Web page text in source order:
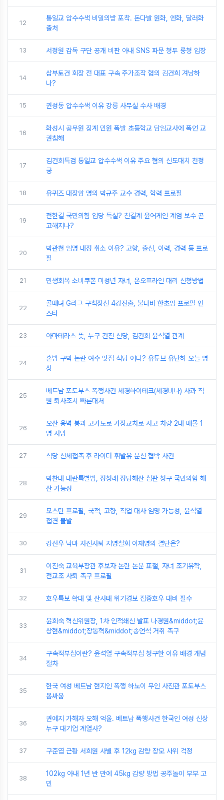
12
통일교 압수수색 비밀의방 포착. 돈다발 원화, 엔화, 달러화
출처
13 서정원 감독 구단 공개 비판 아내 SNS 파문 청두 룽청 입장
14
삼부토건 회장 전 대표 구속 주가조작 혐의 김건희 겨낭하
나?
15 권성동 압수수색 이유 강릉 사무실 수사 배경
16
화성시 공무원 징계 민원 폭발 초등학교 담임교사에 폭언 교
권침해
17
김건희특검 통일교 압수수색 이유 주요 혐의 신도대치 천정
궁
18 유퀴즈 대장암 명의 박규주 교수 경력, 학력 프로필
19
전한길 국민의힘 입당 득실? 친길계 윤어게인 계엄 보수 곤
고해지나?
20
박관천 임명 내정 취소 이유? 고향, 출신, 이력, 경력 등 프로
필
21 민생회복 소비쿠폰 미성년 자녀, 온오프라인 대리 신청방법
22
골때녀 G리그 구척장신 4강진출, 불나비 한초임 프로필 인
스타
23 아마테라스 뜻, 누구 건진 신당, 김건희 윤석열 관계
24
혼밥 구박 논란 여수 맛집 식당 어디? 유튜브 유난히 오늘 영
상
25
베트남 포토부스 폭행사건 세경하이테크(세경비나) 사과 직
원 퇴사조치 빠른대처
26
오산 옹벽 붕괴 고가도로 가장교차로 사고 차량 2대 매몰 1
명 사망
27 식당 신체접촉 후 라이터 휘발유 분신 협박 사건
28
박찬대 내란특별법, 정청래 정당해산 심판 청구 국민의힘 해
산 가능성
29
모스탄 프로필, 국적, 고향, 직업 대사 임명 가능성, 윤석열
접견 불발
30 강선우 낙마 자진사퇴 지명철회 이재명의 결단은?
31
이진숙 교육부장관 후보자 논란 논문 표절, 자녀 조기유학,
전교조 사퇴 촉구 프로필
32 호우특보 확대 및 산사태 위기경보 집중호우 대비 필수
33
윤희숙 혁신위원장, 1차 인적쇄신 발표 나경원&middot;윤
상현&middot;장동혁&middot;송언석 거취 촉구
34
구속적부심이란? 윤석열 구속적부심 청구한 이유 배경 개념
절차
35
한국 여성 베트남 현지인 폭행 하노이 무인 사진관 포토부스
몸싸움
36
권예지 가해자 오해 억울. 베트남 폭행사건 한국인 여성 신상
누구 대기업 계열사?
37 구준엽 근황 서희원 사별 후 12kg 감량 장모 사위 걱정
38
102kg 아내 1년 반 만에 45kg 감량 방법 공주놀이 부부 고
민